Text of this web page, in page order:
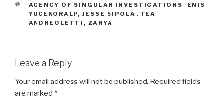
TAGS
AGENCY OF SINGULAR INVESTIGATIONS , ENIS
YUCEKORALP, JESSE SIPOLA , TEA
ANDREOLETTI , ZARYA
Leave a Reply
Your email address will not be published. Required fields
are marked *